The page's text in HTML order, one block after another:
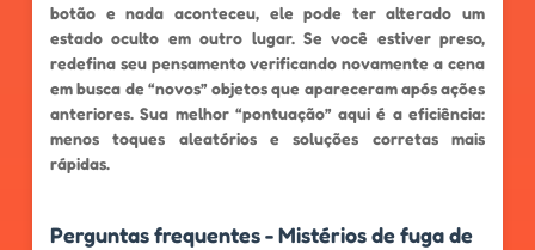
botão e nada aconteceu, ele pode ter alterado um
estado oculto em outro lugar. Se você estiver preso,
redefina seu pensamento verificando novamente a cena
em busca de “novos” objetos que apareceram após ações
anteriores. Sua melhor “pontuação” aqui é a eficiência:
menos toques aleatórios e soluções corretas mais
rápidas.
Perguntas frequentes - Mistérios de fuga de